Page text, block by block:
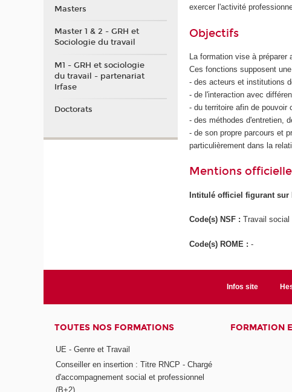
exercer l'activité
Objectifs
La formation vise à
Ces fonctions supposent
- des acteurs et institutions
- de l'interaction avec
- du territoire afin de pouvoir
- des méthodes d'entretien,
- de son propre parcours et
particulièrement dans la
Mentions
Intitulé officiel figurant
Code(s) NSF :Travail social
Code(s) ROME :-
Masters
Master 1 & 2 - GRH et
Sociologie du travail
M1 - GRH et sociologie
du travail - partenariat
Irfase
Doctorats
Infos site
TOUTES NOS FORMATIONS
UE - Genre et Travail
Conseiller en insertion : Titre RNCP - Chargé
d'accompagnement social et professionnel
(B+2)
FORMATION